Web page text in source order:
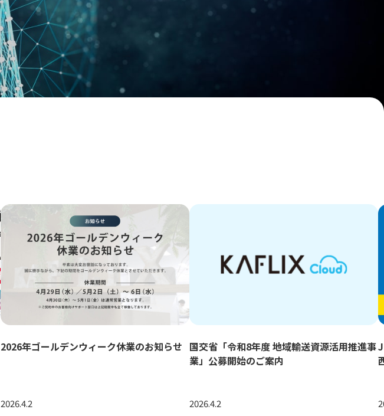
2026年ゴールデンウィーク休業のお知らせ
2026.4.2
国交省「令和8年度 地域輸送資源活用推進事
業」公募開始のご案内
2026.4.2